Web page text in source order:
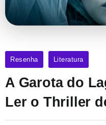
Resenha Literatura
A Garota do
Ler o Thriller